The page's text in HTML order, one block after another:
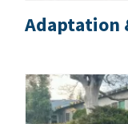
Adaptation